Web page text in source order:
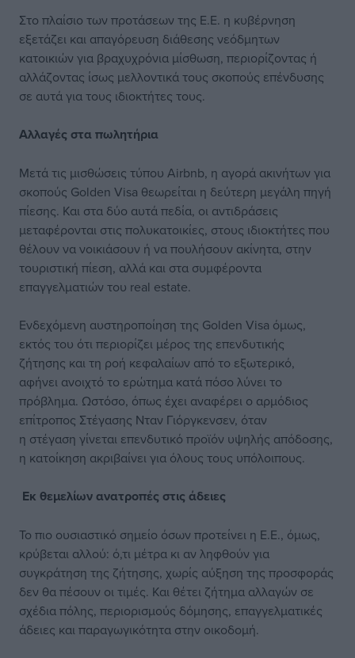
Στο πλαίσιο των προτάσεων της Ε.Ε. η κυβέρνηση
εξετάζει και απαγόρευση διάθεσης νεόδμητων
κατοικιών για βραχυχρόνια μίσθωση, περιορίζοντας ή
αλλάζοντας ίσως μελλοντικά τους σκοπούς επένδυσης
σε αυτά για τους ιδιοκτήτες τους.
Αλλαγές στα πωλητήρια
Μετά τις μισθώσεις τύπου Airbnb, η αγορά ακινήτων για
σκοπούς Golden Visa θεωρείται η δεύτερη μεγάλη πηγή
πίεσης. Και στα δύο αυτά πεδία, οι αντιδράσεις
μεταφέρονται στις πολυκατοικίες, στους ιδιοκτήτες που
θέλουν να νοικιάσουν ή να πουλήσουν ακίνητα, στην
τουριστική πίεση, αλλά και στα συμφέροντα
επαγγελματιών του real estate.
Ενδεχόμενη αυστηροποίηση της Golden Visa όμως,
εκτός του ότι περιορίζει μέρος της επενδυτικής
ζήτησης και τη ροή κεφαλαίων από το εξωτερικό,
αφήνει ανοιχτό το ερώτημα κατά πόσο λύνει το
πρόβλημα. Ωστόσο, όπως έχει αναφέρει ο αρμόδιος
επίτροπος Στέγασης Νταν Γιόργκενσεν, όταν
η στέγαση γίνεται επενδυτικό προϊόν υψηλής απόδοσης,
η κατοίκηση ακριβαίνει για όλους τους υπόλοιπους.
Εκ θεμελίων ανατροπές στις άδειες
Το πιο ουσιαστικό σημείο όσων προτείνει η Ε.Ε., όμως,
κρύβεται αλλού: ό,τι μέτρα κι αν ληφθούν για
συγκράτηση της ζήτησης, χωρίς αύξηση της προσφοράς
δεν θα πέσουν οι τιμές. Και θέτει ζήτημα αλλαγών σε
σχέδια πόλης, περιορισμούς δόμησης, επαγγελματικές
άδειες και παραγωγικότητα στην οικοδομή.